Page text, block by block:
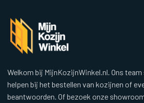
Welkom bij MijnKozijnWinkel.nl. Ons
helpen bij het bestellen van kozijnen of
beantwoorden. Of bezoek onze